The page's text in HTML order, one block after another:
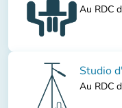
Au RDC
Studio
Au RDC